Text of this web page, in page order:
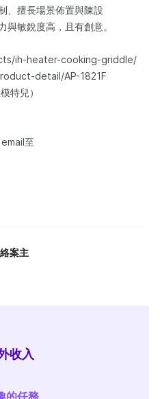
、擅長場景佈置與陳設
敏銳度高，且有創意。
ih-heater-cooking-griddle/
detail/AP-1821F
特兒）
至
案主
收入
的任務